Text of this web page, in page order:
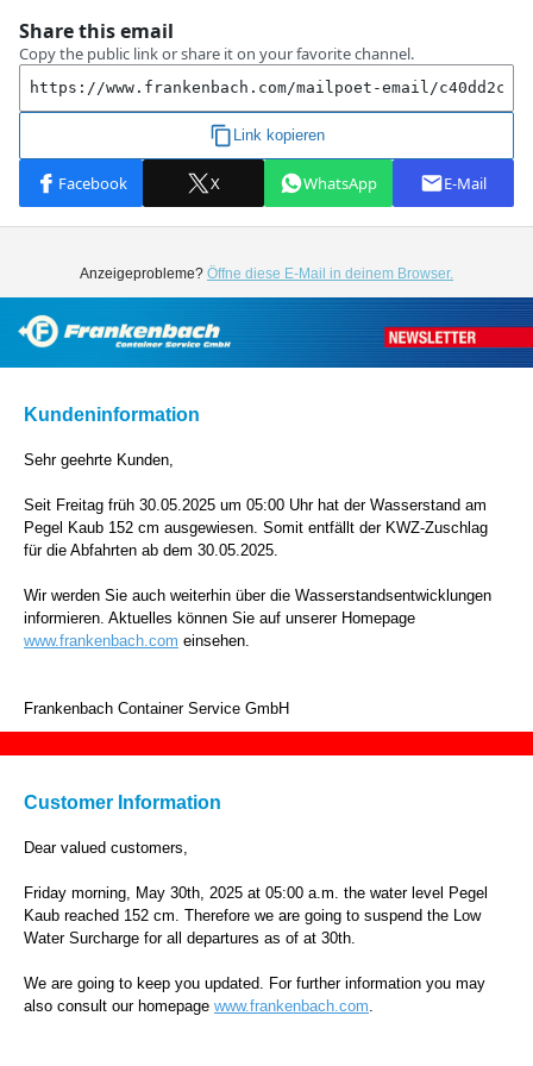
Anzeigeprobleme? Öffne diese E-Mail in deinem Browser.
Kundeninformation
Sehr geehrte Kunden,
Seit Freitag früh 30.05.2025 um 05:00 Uhr hat der Wasserstand am
Pegel Kaub 152 cm ausgewiesen. Somit entfällt der KWZ-Zuschlag
für die Abfahrten ab dem 30.05.2025.
Wir werden Sie auch weiterhin über die Wasserstandsentwicklungen
informieren. Aktuelles können Sie auf unserer Homepage
www.frankenbach.com einsehen.
Frankenbach Container Service GmbH
Customer Information
Dear valued customers,
Friday morning, May 30th, 2025 at 05:00 a.m. the water level Pegel
Kaub reached 152 cm. Therefore we are going to suspend the Low
Water Surcharge for all departures as of at 30th.
We are going to keep you updated. For further information you may
also consult our homepage www.frankenbach.com.